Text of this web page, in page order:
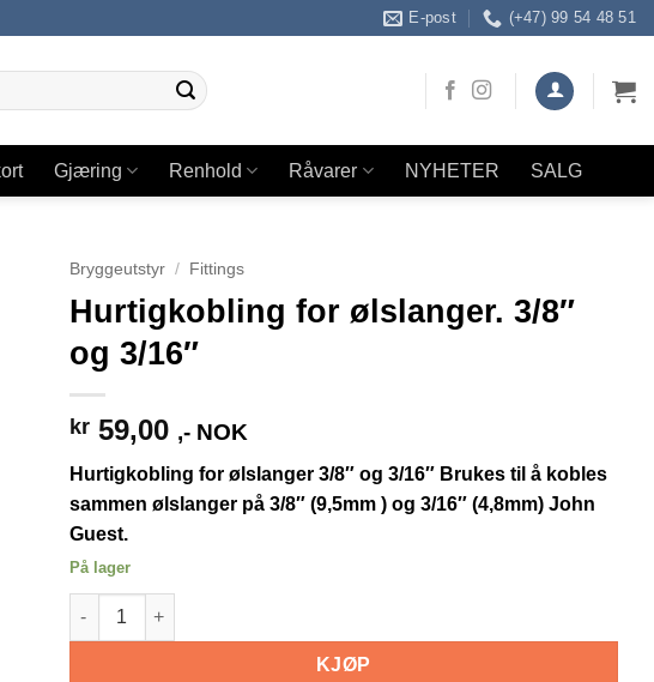
E-post (+47) 99 54 48 51
Gjæring Renhold Råvarer NYHETER SALG
Bryggeutstyr / Fittings
Hurtigkobling for ølslanger. 3/8″
og 3/16″
kr59,00 ,- NOK
Hurtigkobling for ølslanger 3/8″ og 3/16″ Brukes til å kobles
sammen ølslanger på 3/8″ (9,5mm ) og 3/16″ (4,8mm) John
Guest.
På lager
Hurtigkobling for ølslanger. 3/8" og 3/16" antall
KJØP